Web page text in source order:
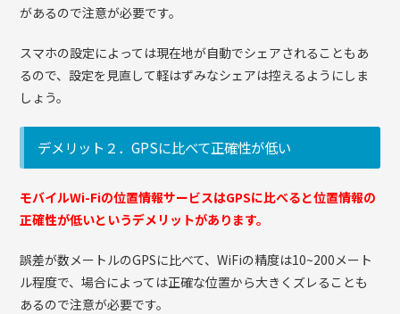
があるので注意が必要です。
スマホの設定によっては現在地が自動でシェアされることもあ
るので、設定を見直して軽はずみなシェアは控えるようにしま
しょう。
デメリット２．GPSに比べて正確性が低い
モバイルWi-Fiの位置情報サービスはGPSに比べると位置情報の
正確性が低いというデメリットがあります。
誤差が数メートルのGPSに比べて、WiFiの精度は10~200メート
ル程度で、場合によっては正確な位置から大きくズレることも
あるので注意が必要です。